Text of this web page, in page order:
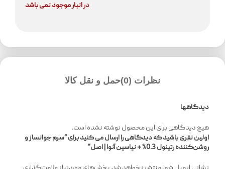
در انبار موجود نمی باشد
نظرات (0) حمل و نقل کالا
دیدگاهها
هیچ دیدگاهی برای این محصول نوشته نشده است.
اولین نفری باشید که دیدگاهی را ارسال می کنید برای “سرم جوانساز و
روشن‌کننده رتینول 0.3% + نیاسین آنوا | اصل”